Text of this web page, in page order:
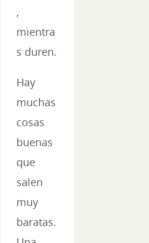
,
mientra
s duren.
Hay
muchas
cosas
buenas
que
salen
muy
baratas.